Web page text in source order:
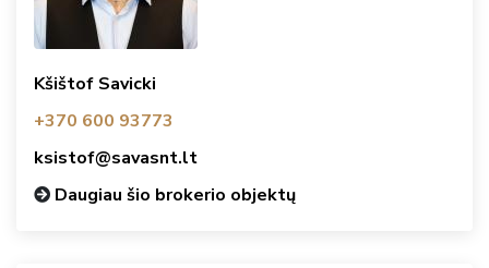
Kšištof Savicki
+370 600 93773
ksistof@savasnt.lt
Daugiau šio brokerio objektų